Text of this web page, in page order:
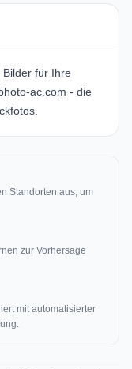
Bilder für Ihre
ac.com - die
Standorten aus, um
zur Vorhersage
mit automatisierter